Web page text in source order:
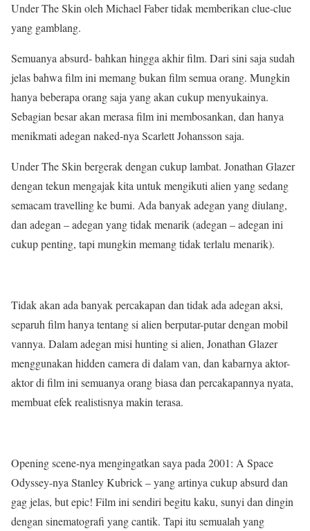
Under The Skin oleh Michael Faber tidak memberikan clue-clue
yang gamblang.
Semuanya absurd- bahkan hingga akhir film. Dari sini saja sudah
jelas bahwa film ini memang bukan film semua orang. Mungkin
hanya beberapa orang saja yang akan cukup menyukainya.
Sebagian besar akan merasa film ini membosankan, dan hanya
menikmati adegan naked-nya Scarlett Johansson saja.
Under The Skin bergerak dengan cukup lambat. Jonathan Glazer
dengan tekun mengajak kita untuk mengikuti alien yang sedang
semacam travelling ke bumi. Ada banyak adegan yang diulang,
dan adegan – adegan yang tidak menarik (adegan – adegan ini
cukup penting, tapi mungkin memang tidak terlalu menarik).
Tidak akan ada banyak percakapan dan tidak ada adegan aksi,
separuh film hanya tentang si alien berputar-putar dengan mobil
vannya. Dalam adegan misi hunting si alien, Jonathan Glazer
menggunakan hidden camera di dalam van, dan kabarnya aktor-
aktor di film ini semuanya orang biasa dan percakapannya nyata,
membuat efek realistisnya makin terasa.
Opening scene-nya mengingatkan saya pada 2001: A Space
Odyssey-nya Stanley Kubrick – yang artinya cukup absurd dan
gag jelas, but epic! Film ini sendiri begitu kaku, sunyi dan dingin
dengan sinematografi yang cantik. Tapi itu semualah yang